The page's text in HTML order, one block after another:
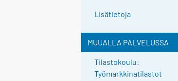
Lisätietoja
MUUALLA PALVELUSSA
Tilastokoulu:
Työmarkkinatilastot